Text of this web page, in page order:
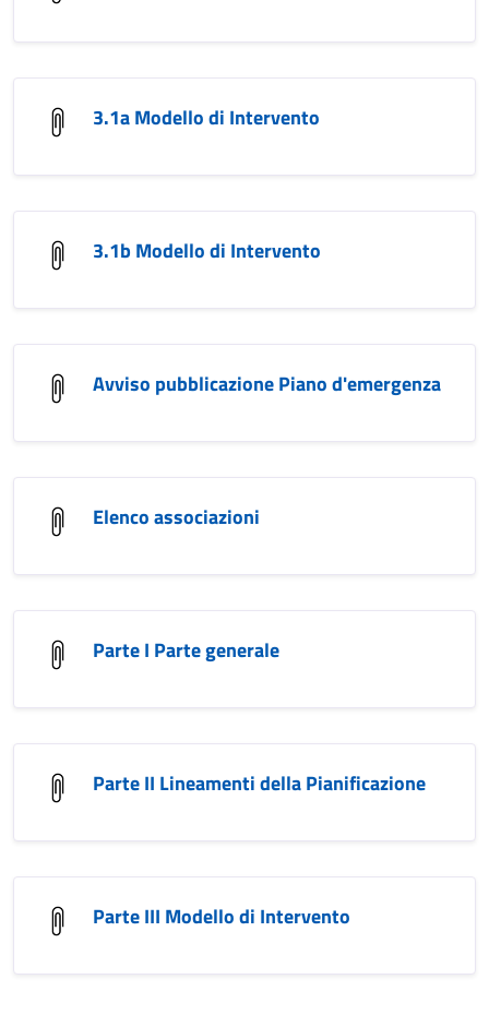
3.1a Modello di Intervento
3.1b Modello di Intervento
Avviso pubblicazione Piano d'emergenza
Elenco associazioni
Parte I Parte generale
Parte II Lineamenti della Pianificazione
Parte III Modello di Intervento